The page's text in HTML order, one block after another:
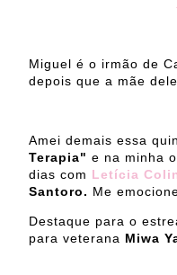
Miguel é o irmão de
depois que a mãe
Amei demais essa
Terapia" e na minha
dias com Letícia
Santoro. Me
Destaque para o
para veterana Miwa